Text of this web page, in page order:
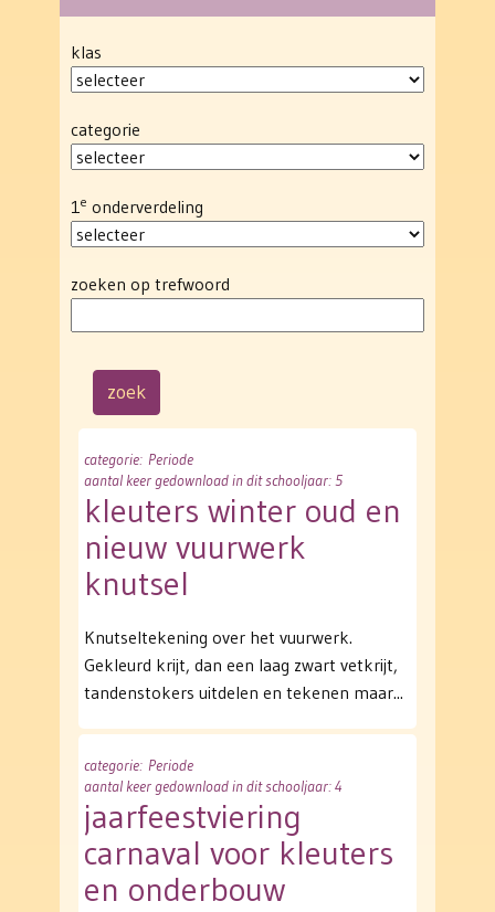
klas
categorie
1e onderverdeling
zoeken op trefwoord
categorie: Periode
aantal keer gedownload in dit schooljaar: 5
kleuters winter oud en
nieuw vuurwerk
knutsel
Knutseltekening over het vuurwerk.
Gekleurd krijt, dan een laag zwart vetkrijt,
tandenstokers uitdelen en tekenen maar...
categorie: Periode
aantal keer gedownload in dit schooljaar: 4
jaarfeestviering
carnaval voor kleuters
en onderbouw